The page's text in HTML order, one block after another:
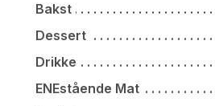
Bakst
Dessert
Drikke
ENEstående Mat